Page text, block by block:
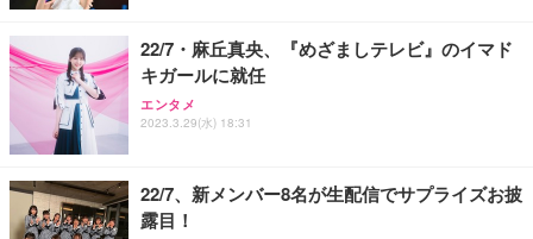
22/7・麻丘真央、『めざましテレビ』のイマド
キガールに就任
エンタメ
2023.3.29(水) 18:31
22/7、新メンバー8名が生配信でサプライズお披
露目！